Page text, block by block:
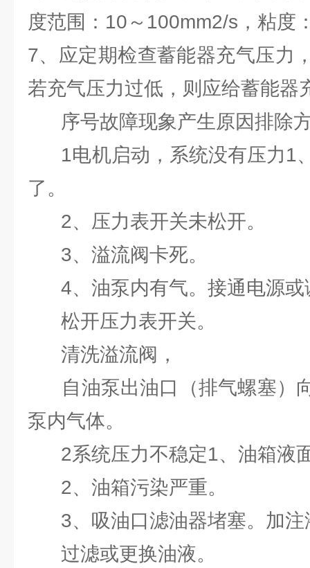
度范围：10～100mm2/s，粘度
7、应定期检查蓄能器充气压力
若充气压力过低，则应给蓄能器
序号故障现象产生原因排除
1电机启动，系统没有压力1
了。
2、压力表开关未松开。
3、溢流阀卡死。
4、油泵内有气。接通电源或
松开压力表开关。
清洗溢流阀，
自油泵出油口（排气螺塞）
泵内气体。
2系统压力不稳定1、油箱液
2、油箱污染严重。
3、吸油口滤油器堵塞。加注
过滤或更换油液。